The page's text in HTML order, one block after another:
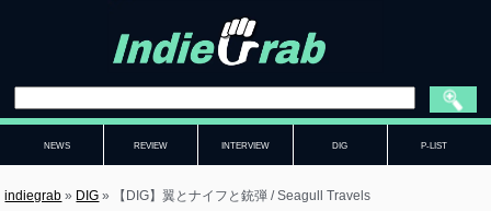
NEWS REVIEW INTERVIEW DIG P-LIST
indiegrab » DIG » 【DIG】翼とナイフと銃弾 / Seagull Travels